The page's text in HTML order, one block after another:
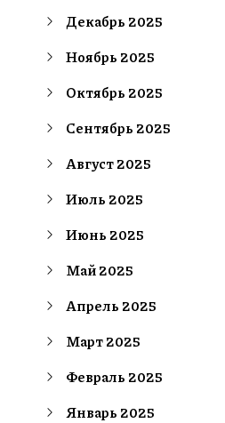
Декабрь 2025
Ноябрь 2025
Октябрь 2025
Сентябрь 2025
Август 2025
Июль 2025
Июнь 2025
Май 2025
Апрель 2025
Март 2025
Февраль 2025
Январь 2025